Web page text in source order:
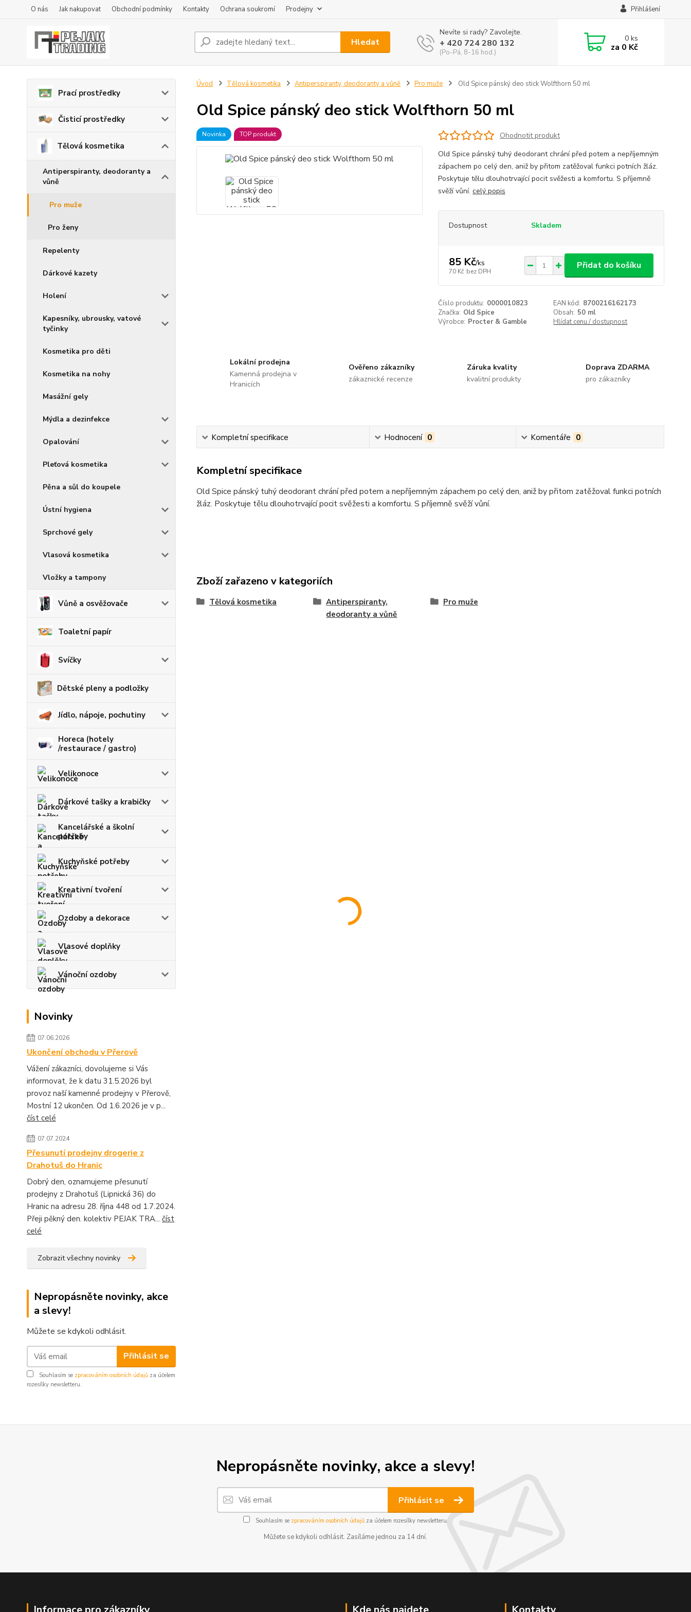
O nás Jak nakupovat Obchodní podmínky Kontakty Ochrana soukromí Prodejny Přihlášení
Hledat
Nevíte si rady? Zavolejte.
+ 420 724 280 132
(Po-Pá, 8-16 hod.)
0ks
za 0 Kč
Prací prostředky
Čisticí prostředky
Tělová kosmetika
Antiperspiranty, deodoranty a
vůně
Pro muže
Pro ženy
Repelenty
Dárkové kazety
Holení
Kapesníky, ubrousky, vatové
tyčinky
Kosmetika pro děti
Kosmetika na nohy
Masážní gely
Mýdla a dezinfekce
Opalování
Pleťová kosmetika
Pěna a sůl do koupele
Ústní hygiena
Sprchové gely
Vlasová kosmetika
Vložky a tampony
Vůně a osvěžovače
Toaletní papír
Svíčky
Dětské pleny a podložky
Jídlo, nápoje, pochutiny
Horeca (hotely
/restaurace / gastro)
Velikonoce
Dárkové tašky a krabičky
Kancelářské a školní
potřeby
Kuchyňské potřeby
Kreativní tvoření
Ozdoby a dekorace
Vlasové doplňky
Vánoční ozdoby
Novinky
07.06.2026
Ukončení obchodu v Přerově
Vážení zákazníci, dovolujeme si Vás
informovat, že k datu 31.5.2026 byl
provoz naší kamenné prodejny v Přerově,
Mostní 12 ukončen. Od 1.6.2026 je v p...
číst celé
07.07.2024
Přesunutí prodejny drogerie z
Drahotuš do Hranic
Dobrý den, oznamujeme přesunutí
prodejny z Drahotuš (Lipnická 36) do
Hranic na adresu 28. října 448 od 1.7.2024.
Přeji pěkný den. kolektiv PEJAK TRA... číst
celé
Zobrazit všechny novinky
Nepropásněte novinky, akce
a slevy!
Můžete se kdykoli odhlásit.
Přihlásit se
Souhlasím se zpracováním osobních údajů za účelem
rozesílky newsletteru.
Úvod Tělová kosmetika Antiperspiranty, deodoranty a vůně Pro muže Old Spice pánský deo stick Wolfthorn 50 ml
Old Spice pánský deo stick Wolfthorn 50 ml
Novinka TOP produkt
Ohodnotit produkt
Old Spice pánský tuhý deodorant chrání před potem a nepříjemným
zápachem po celý den, aniž by přitom zatěžoval funkci potních žláz.
Poskytuje tělu dlouhotrvající pocit svěžesti a komfortu. S příjemně
svěží vůní. celý popis
Dostupnost Skladem
85 Kč/ks
70 Kč bez DPH
Přidat do košíku
Číslo produktu: 0000010823 EAN kód: 8700216162173
Značka: Old Spice Obsah: 50 ml
Výrobce: Procter & Gamble Hlídat cenu / dostupnost
Lokální prodejna
Kamenná prodejna v
Hranicích
Ověřeno zákazníky
zákaznické recenze
Záruka kvality
kvalitní produkty
Doprava ZDARMA
pro zákazníky
Kompletní specifikace Hodnocení 0 Komentáře 0
Kompletní specifikace
Old Spice pánský tuhý deodorant chrání před potem a nepříjemným zápachem po celý den, aniž by přitom zatěžoval funkci potních
žláz. Poskytuje tělu dlouhotrvající pocit svěžesti a komfortu. S příjemně svěží vůní.
Zboží zařazeno v kategoriích
Tělová kosmetika
Antiperspiranty,
deodoranty a vůně
Pro muže
Nepropásněte novinky, akce a slevy!
Přihlásit se
Souhlasím se zpracováním osobních údajůza účelem rozesílky newsletteru.
Můžete se kdykoli odhlásit. Zasíláme jednou za 14 dní.